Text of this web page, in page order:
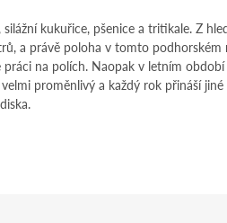
kukuřice, pšenice a tritikale. Z
a právě poloha v tomto
na polích. Naopak v letním
proměnlivý a každý rok přináší